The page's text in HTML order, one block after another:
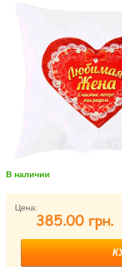
Имя пользователя (логин)
Забыли пароль?
Регистрация
В наличии
Цена:
385.00 грн.